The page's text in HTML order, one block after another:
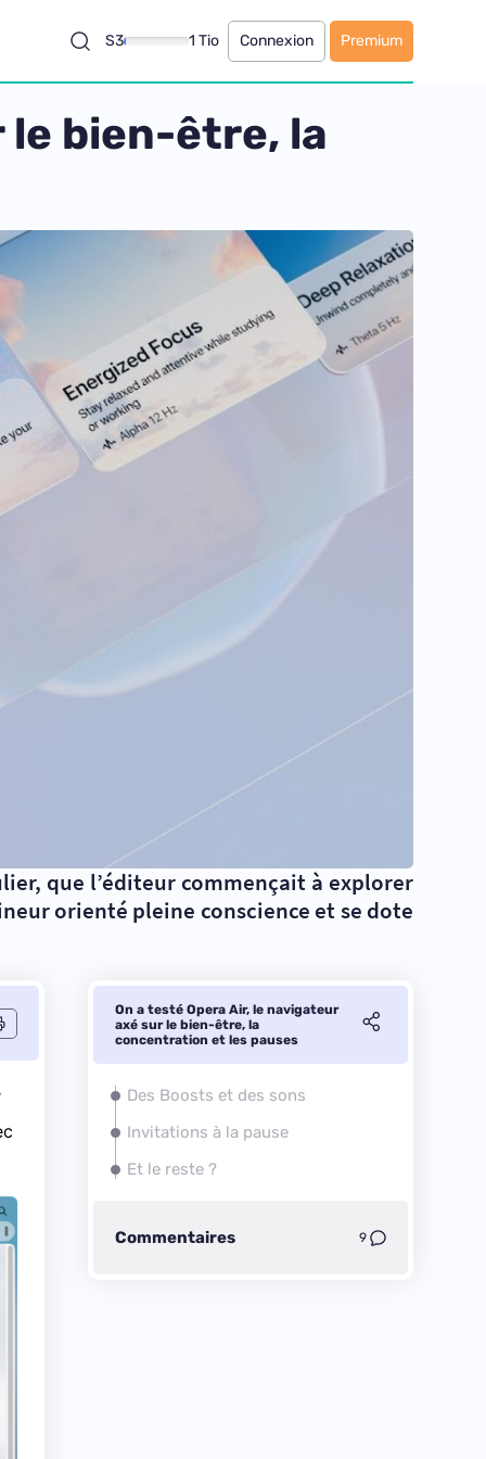
S3 1 Tio Connexion Premium
le bien-être, la
que l’éditeur commençait à explorer
orienté pleine conscience et se dote
On a testé Opera Air, le navigateur
axé sur le bien-être, la
concentration et les pauses
Des Boosts et des sons
Invitations à la pause
Et le reste ?
Commentaires 9